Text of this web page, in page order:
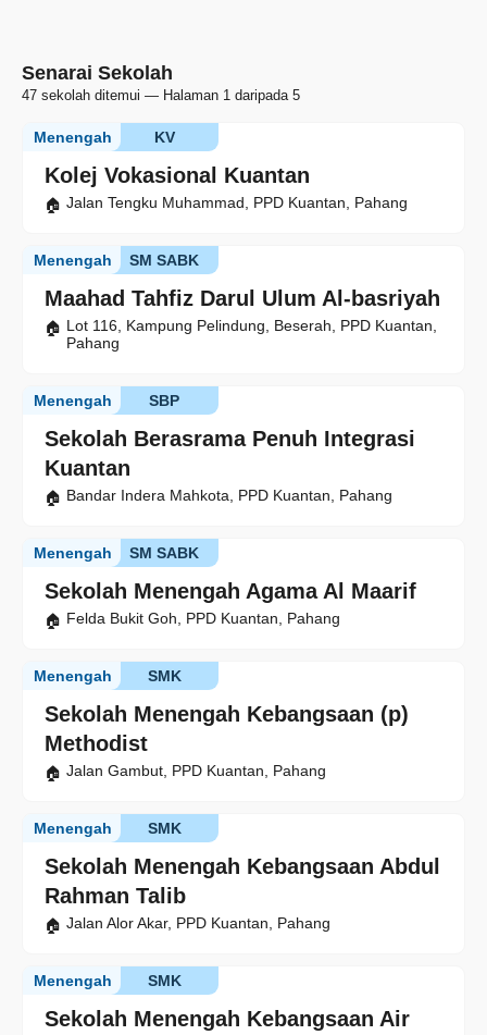
Senarai Sekolah
47 sekolah ditemui — Halaman 1 daripada 5
Kolej Vokasional Kuantan
KV
Menengah
Jalan Tengku Muhammad, PPD Kuantan, Pahang
Maahad Tahfiz Darul Ulum Al-basriyah
SM SABK
Menengah
Lot 116, Kampung Pelindung, Beserah, PPD Kuantan,
Pahang
Sekolah Berasrama Penuh Integrasi
Kuantan
SBP
Menengah
Bandar Indera Mahkota, PPD Kuantan, Pahang
Sekolah Menengah Agama Al Maarif
SM SABK
Menengah
Felda Bukit Goh, PPD Kuantan, Pahang
Sekolah Menengah Kebangsaan (p)
Methodist
SMK
Menengah
Jalan Gambut, PPD Kuantan, Pahang
Sekolah Menengah Kebangsaan Abdul
Rahman Talib
SMK
Menengah
Jalan Alor Akar, PPD Kuantan, Pahang
Sekolah Menengah Kebangsaan Air
SMK
Menengah